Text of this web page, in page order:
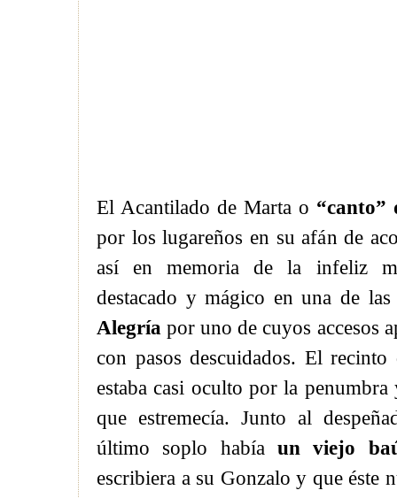
El Acantilado de Marta o “canto”
por los lugareños en su afán de
así en memoria de la infeliz
destacado y mágico en una de
Alegría por uno de cuyos accesos
con pasos descuidados. El
estaba casi oculto por la
que estremecía. Junto al
último soplo había un viejo
escribiera a su Gonzalo y que éste